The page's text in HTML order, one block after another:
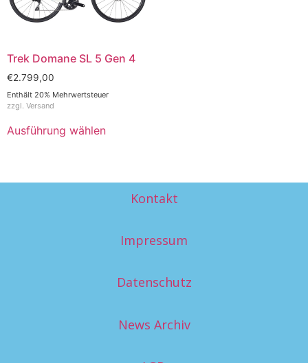
Trek Domane SL 5 Gen 4
€2.799,00
Enthält 20% Mehrwertsteuer
zzgl. Versand
Ausführung wählen
Kontakt
Impressum
Datenschutz
News Archiv